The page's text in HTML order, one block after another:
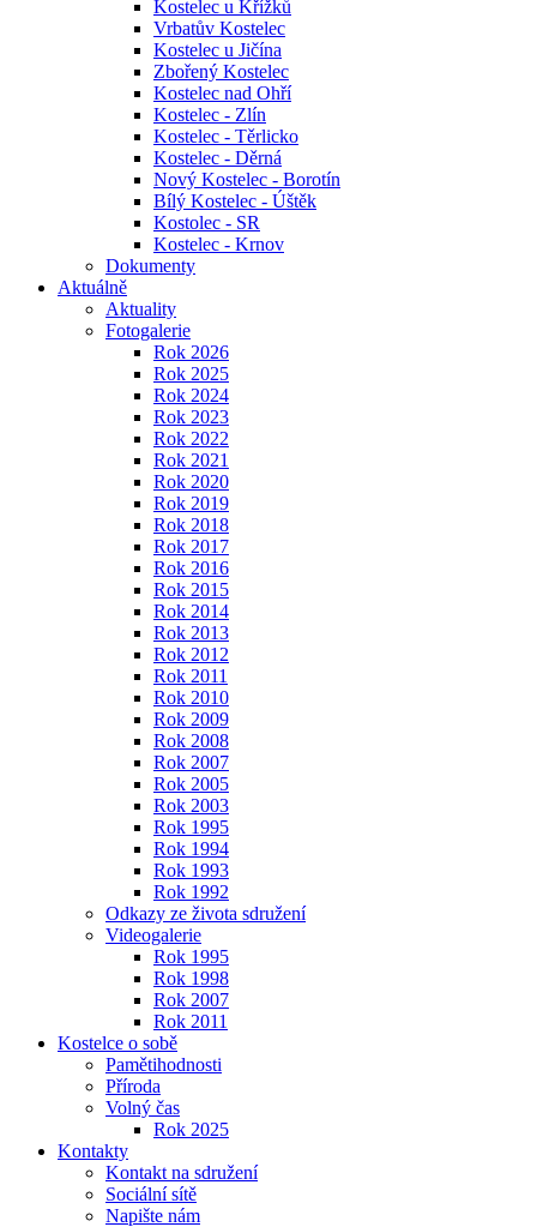
Kostelec u Křížků
Vrbatův Kostelec
Kostelec u Jičína
Zbořený Kostelec
Kostelec nad Ohří
Kostelec - Zlín
Kostelec - Těrlicko
Kostelec - Děrná
Nový Kostelec - Borotín
Bílý Kostelec - Úštěk
Kostolec - SR
Kostelec - Krnov
Dokumenty
Aktuálně
Aktuality
Fotogalerie
Rok 2026
Rok 2025
Rok 2024
Rok 2023
Rok 2022
Rok 2021
Rok 2020
Rok 2019
Rok 2018
Rok 2017
Rok 2016
Rok 2015
Rok 2014
Rok 2013
Rok 2012
Rok 2011
Rok 2010
Rok 2009
Rok 2008
Rok 2007
Rok 2005
Rok 2003
Rok 1995
Rok 1994
Rok 1993
Rok 1992
Odkazy ze života sdružení
Videogalerie
Rok 1995
Rok 1998
Rok 2007
Rok 2011
Kostelce o sobě
Pamětihodnosti
Příroda
Volný čas
Rok 2025
Kontakty
Kontakt na sdružení
Sociální sítě
Napište nám